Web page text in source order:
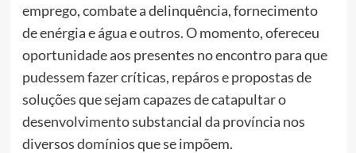
emprego, combate a delinquência, fornecimento
de enérgia e água e outros. O momento, ofereceu
oportunidade aos presentes no encontro para que
pudessem fazer críticas, repáros e propostas de
soluções que sejam capazes de catapultar o
desenvolvimento substancial da província nos
diversos domínios que se impõem.